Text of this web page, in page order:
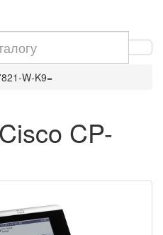
W-K9=
CP-